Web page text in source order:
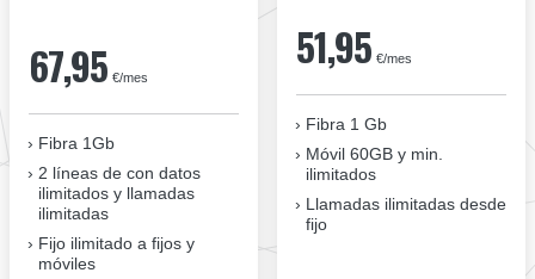
67,95 €/mes
Fibra 1Gb
2 líneas de con datos
ilimitados y llamadas
ilimitadas
Fijo ilimitado a fijos y
móviles
51,95 €/mes
Fibra 1 Gb
Móvil 60GB y min.
ilimitados
Llamadas ilimitadas desde
fijo